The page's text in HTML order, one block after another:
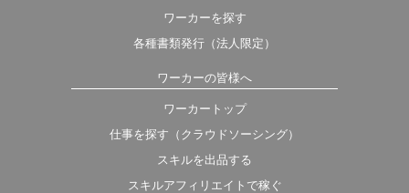
ワーカーを探す
各種書類発行（法人限定）
ワーカーの皆様へ
ワーカートップ
仕事を探す（クラウドソーシング）
スキルを出品する
スキルアフィリエイトで稼ぐ